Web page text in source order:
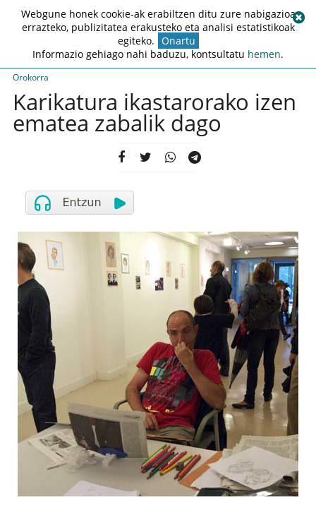
Orokorra
Karikatura ikastarorako izen
ematea zabalik dago
Webgune honek cookie-ak erabiltzen ditu zure nabigazioa
errazteko, publizitatea erakusteko eta analisi estatistikoak
egiteko. Onartu
Informazio gehiago nahi baduzu, kontsultatu hemen.